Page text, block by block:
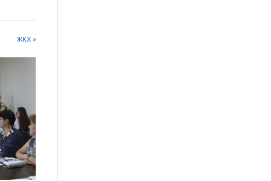
ЖКХ »